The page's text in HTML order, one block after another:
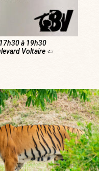
à 19h30
Voltaire ⇦